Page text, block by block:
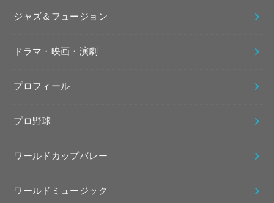
ジャズ＆フュージョン
ドラマ・映画・演劇
プロフィール
プロ野球
ワールドカップバレー
ワールドミュージック